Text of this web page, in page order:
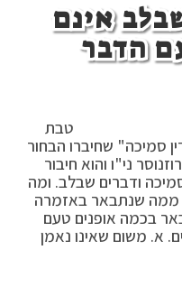
אינם
הדבר
סמיכה" שחיברו הבחור
ני"ו והוא חיבור
ודברים שבלב. ומה
ממה שנתבאר באזמרה
בכמה אופנים טעם
א. משום שאינו נאמן